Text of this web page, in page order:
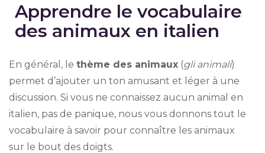
Apprendre le vocabulaire
des animaux en italien
En général, le thème des animaux(gli animali)
permet d’ajouter un ton amusant et léger à une
discussion. Si vous ne connaissez aucun animal en
italien, pas de panique, nous vous donnons tout le
vocabulaire à savoir pour connaître les animaux
sur le bout des doigts.